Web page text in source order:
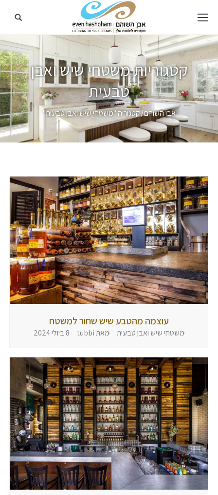
קטגוריותמשטחי שיש ואבן
טבעית
מיקומך כאן אבן השוהם קטגוריה "משטחי שיש ואבן טבעית"
עוצמה מהטבע שיש שחור למשטח
משטחי שיש ואבן טבעית מאתtubbi 8 ביולי 2024